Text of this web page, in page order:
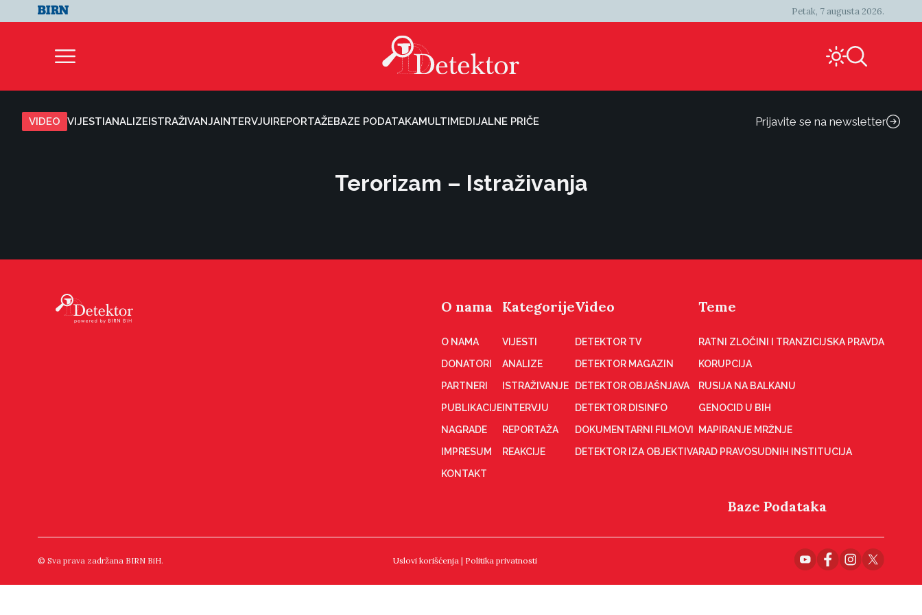
Petak, 7 augusta 2026.
VIDEO VIJESTIANALIZEISTRAŽIVANJAINTERVJUIREPORTAŽEBAZE PODATAKAMULTIMEDIJALNE PRIČE Prijavite se na newsletter
Terorizam – Istraživanja
O nama
O NAMA
DONATORI
PARTNERI
PUBLIKACIJE
NAGRADE
IMPRESUM
KONTAKT
Kategorije
VIJESTI
ANALIZE
ISTRAŽIVANJE
INTERVJU
REPORTAŽA
REAKCIJE
Video
DETEKTOR TV
DETEKTOR MAGAZIN
DETEKTOR OBJAŠNJAVA
DETEKTOR DISINFO
DOKUMENTARNI FILMOVI
DETEKTOR IZA OBJEKTIVA
Teme
RATNI ZLOČINI I TRANZICIJSKA PRAVDA
KORUPCIJA
RUSIJA NA BALKANU
GENOCID U BIH
MAPIRANJE MRŽNJE
RAD PRAVOSUDNIH INSTITUCIJA
Baze Podataka
© Sva prava zadržana BIRN BiH. Uslovi korišćenja| Politika privatnosti